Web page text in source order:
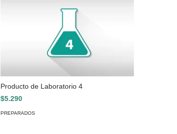
Producto de Laboratorio 4
$5.290
PREPARADOS